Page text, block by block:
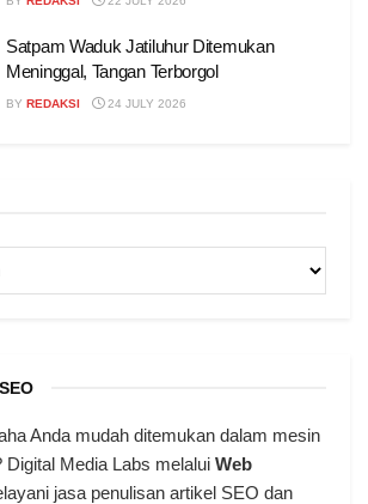
Satpam Waduk Jatiluhur Ditemukan
Meninggal, Tangan Terborgol
BY REDAKSI 24 JULY 2026
Anda mudah ditemukan dalam mesin
Digital Media Labs melalui Web
jasa penulisan artikel SEO dan